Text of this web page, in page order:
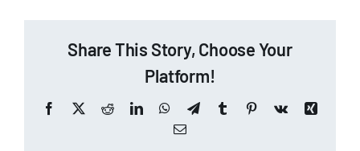
Share This Story, Choose Your
Platform!
Facebook
X RedditLinkedInWhatsApp
TelegramTumblr Pinterest
Vk
Xing
E-